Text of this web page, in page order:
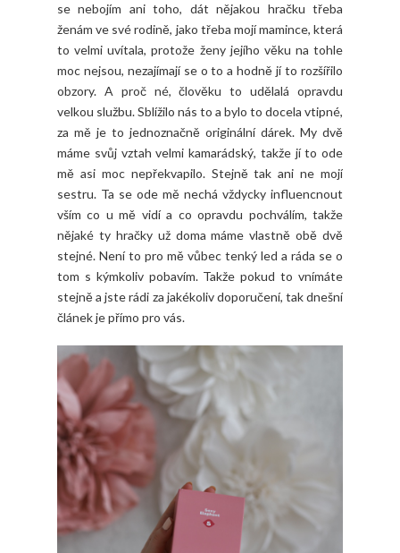
se nebojím ani toho, dát nějakou hračku třeba
ženám ve své rodině, jako třeba mojí mamince, která
to velmi uvítala, protože ženy jejího věku na tohle
moc nejsou, nezajímají se o to a hodně jí to rozšířilo
obzory. A proč né, člověku to udělalá opravdu
velkou službu. Sblížilo nás to a bylo to docela vtipné,
za mě je to jednoznačně originální dárek. My dvě
máme svůj vztah velmi kamarádský, takže jí to ode
mě asi moc nepřekvapilo. Stejně tak ani ne mojí
sestru. Ta se ode mě nechá vždycky influencnout
vším co u mě vidí a co opravdu pochválím, takže
nějaké ty hračky už doma máme vlastně obě dvě
stejné. Není to pro mě vůbec tenký led a ráda se o
tom s kýmkoliv pobavím. Takže pokud to vnímáte
stejně a jste rádi za jakékoliv doporučení, tak dnešní
článek je přímo pro vás.